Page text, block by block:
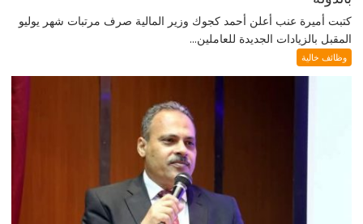
كتبت أميرة عنب أعلن أحمد كجوك وزير المالية صرف مرتبات شهر يوليو
المقبل بالزيادات الجديدة للعاملين...
وظائف خالية